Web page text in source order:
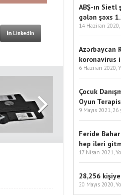
LinkedIn
ABŞ-ın
gələn şəxs
14 Haziran 2020,
Azərbaycan
koronavirus
6 Haziran 2020,
Çocuk
Oyun
9 Mayıs 2021, 26
Feride Bahar
hep ileri
17 Nisan 2021,
28,256
20 Mayıs 2020,